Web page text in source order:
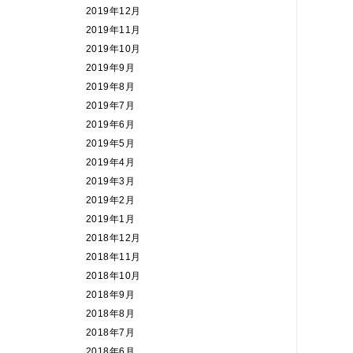
2019年12月
2019年11月
2019年10月
2019年9月
2019年8月
2019年7月
2019年6月
2019年5月
2019年4月
2019年3月
2019年2月
2019年1月
2018年12月
2018年11月
2018年10月
2018年9月
2018年8月
2018年7月